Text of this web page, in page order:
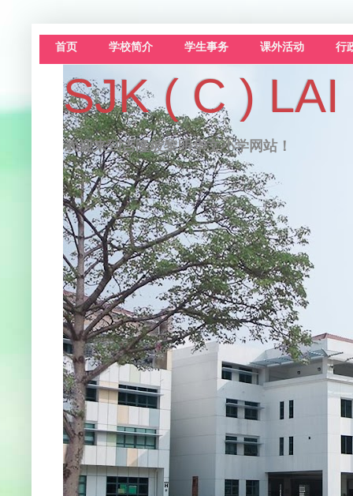
首页 学校简介 学生事务 课外活动 行
SJK ( C )
欢迎来到吉隆坡黎明华文小学网站！